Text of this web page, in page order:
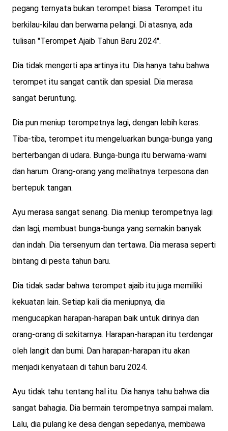
pegang ternyata bukan terompet biasa. Terompet itu
berkilau-kilau dan berwarna pelangi. Di atasnya, ada
tulisan "Terompet Ajaib Tahun Baru 2024".
Dia tidak mengerti apa artinya itu. Dia hanya tahu bahwa
terompet itu sangat cantik dan spesial. Dia merasa
sangat beruntung.
Dia pun meniup terompetnya lagi, dengan lebih keras.
Tiba-tiba, terompet itu mengeluarkan bunga-bunga yang
berterbangan di udara. Bunga-bunga itu berwarna-warni
dan harum. Orang-orang yang melihatnya terpesona dan
bertepuk tangan.
Ayu merasa sangat senang. Dia meniup terompetnya lagi
dan lagi, membuat bunga-bunga yang semakin banyak
dan indah. Dia tersenyum dan tertawa. Dia merasa seperti
bintang di pesta tahun baru.
Dia tidak sadar bahwa terompet ajaib itu juga memiliki
kekuatan lain. Setiap kali dia meniupnya, dia
mengucapkan harapan-harapan baik untuk dirinya dan
orang-orang di sekitarnya. Harapan-harapan itu terdengar
oleh langit dan bumi. Dan harapan-harapan itu akan
menjadi kenyataan di tahun baru 2024.
Ayu tidak tahu tentang hal itu. Dia hanya tahu bahwa dia
sangat bahagia. Dia bermain terompetnya sampai malam.
Lalu, dia pulang ke desa dengan sepedanya, membawa